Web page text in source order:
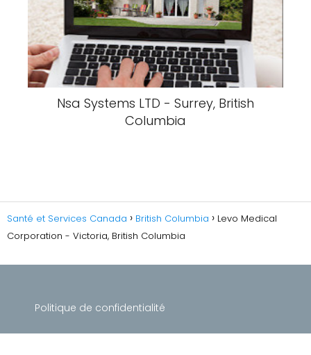
Nsa Systems LTD - Surrey, British
Columbia
Santé et Services Canada British Columbia
Levo Medical
Corporation - Victoria, British Columbia
Politique de confidentialité